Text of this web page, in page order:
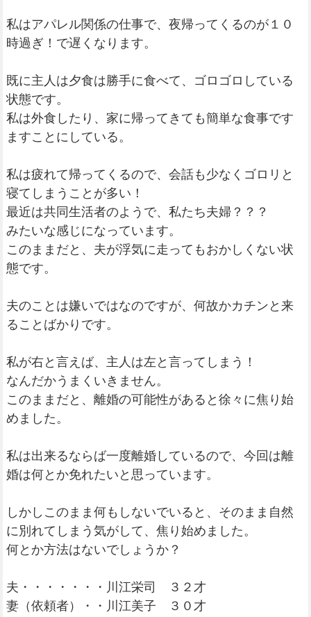
私はアパレル関係の仕事で、夜帰ってくるのが１０
時過ぎ！で遅くなります。
既に主人は夕食は勝手に食べて、ゴロゴロしている
状態です。
私は外食したり、家に帰ってきても簡単な食事です
ますことにしている。
私は疲れて帰ってくるので、会話も少なくゴロリと
寝てしまうことが多い！
最近は共同生活者のようで、私たち夫婦？？？
みたいな感じになっています。
このままだと、夫が浮気に走ってもおかしくない状
態です。
夫のことは嫌いではなのですが、何故かカチンと来
ることばかりです。
私が右と言えば、主人は左と言ってしまう！
なんだかうまくいきません。
このままだと、離婚の可能性があると徐々に焦り始
めました。
私は出来るならば一度離婚しているので、今回は離
婚は何とか免れたいと思っています。
しかしこのまま何もしないでいると、そのまま自然
に別れてしまう気がして、焦り始めました。
何とか方法はないでしょうか？
夫・・・・・・・川江栄司 ３２才
妻（依頼者）・・川江美子 ３０才